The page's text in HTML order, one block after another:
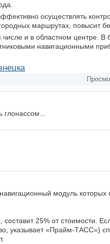
осуществлять
маршрутах, повысит
и в областном центре. В
навигационными
модуль
25% от стоимости.
указывает «Прайм-ТАСС»)